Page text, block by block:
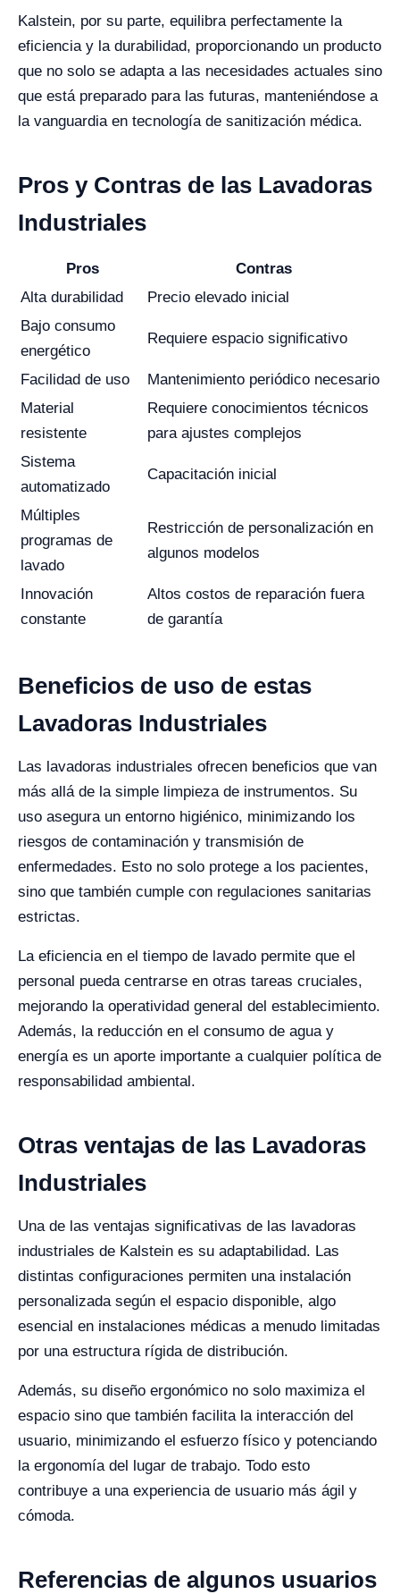
Kalstein, por su parte, equilibra perfectamente la
eficiencia y la durabilidad, proporcionando un producto
que no solo se adapta a las necesidades actuales sino
que está preparado para las futuras, manteniéndose a
la vanguardia en tecnología de sanitización médica.
Pros y Contras de las Lavadoras
Industriales
Pros
Contras
Alta durabilidad
Precio elevado inicial
Bajo consumo
energético
Requiere espacio significativo
Facilidad de uso
Mantenimiento periódico necesario
Material
resistente
Requiere conocimientos técnicos
para ajustes complejos
Sistema
automatizado
Capacitación inicial
Múltiples
programas de
lavado
Restricción de personalización en
algunos modelos
Innovación
constante
Altos costos de reparación fuera
de garantía
Beneficios de uso de estas
Lavadoras Industriales
Las lavadoras industriales ofrecen beneficios que van
más allá de la simple limpieza de instrumentos. Su
uso asegura un entorno higiénico, minimizando los
riesgos de contaminación y transmisión de
enfermedades. Esto no solo protege a los pacientes,
sino que también cumple con regulaciones sanitarias
estrictas.
La eficiencia en el tiempo de lavado permite que el
personal pueda centrarse en otras tareas cruciales,
mejorando la operatividad general del establecimiento.
Además, la reducción en el consumo de agua y
energía es un aporte importante a cualquier política de
responsabilidad ambiental.
Otras ventajas de las Lavadoras
Industriales
Una de las ventajas significativas de las lavadoras
industriales de Kalstein es su adaptabilidad. Las
distintas configuraciones permiten una instalación
personalizada según el espacio disponible, algo
esencial en instalaciones médicas a menudo limitadas
por una estructura rígida de distribución.
Además, su diseño ergonómico no solo maximiza el
espacio sino que también facilita la interacción del
usuario, minimizando el esfuerzo físico y potenciando
la ergonomía del lugar de trabajo. Todo esto
contribuye a una experiencia de usuario más ágil y
cómoda.
Referencias de algunos usuarios